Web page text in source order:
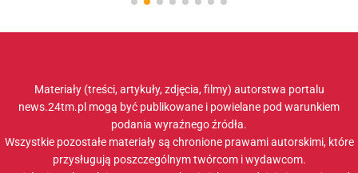
Materiały (treści, artykuły, zdjęcia, filmy) autorstwa portalu
news.24tm.pl mogą być publikowane i powielane pod warunkiem
podania wyraźnego źródła.
Wszystkie pozostałe materiały są chronione prawami autorskimi, które
przysługują poszczególnym twórcom i wydawcom.